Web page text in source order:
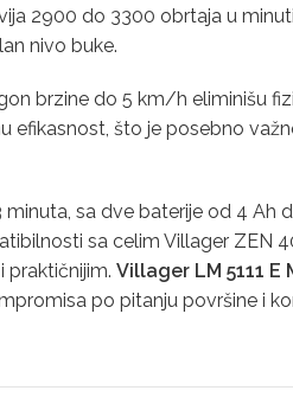
2900 do 3300 obrtaja u
nivo buke.
brzine do 5 km/h eliminišu
efikasnost, što je posebno
sa dve baterije od 4 Ah
sa celim Villager ZEN
praktičnijim. Villager LM 5111 E
po pitanju površine i